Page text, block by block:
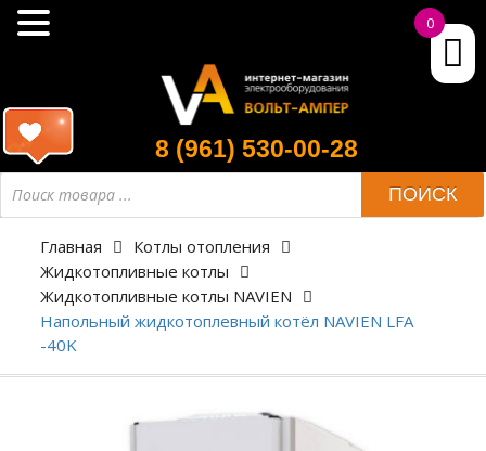
8 (961) 530-00-28
ПОИСК
Главная
Котлы отопления
Жидкотопливные котлы
Жидкотопливные котлы NAVIEN
Напольный жидкотоплевный котёл NAVIEN LFA
-40K
0